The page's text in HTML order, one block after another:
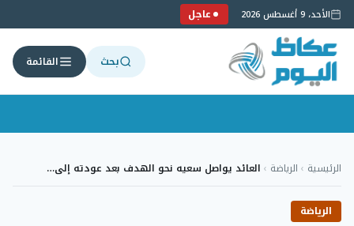
الأحد، 9 أغسطس 2026 عاجل
بحث القائمة
إلىالرئيسية › الرياضة › العائد يواصل سعيه نحو الهدف بعد عودته إلى…
الرياضة